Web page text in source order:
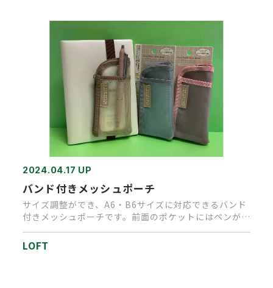
2024.04.17 UP
バンド付きメッシュポーチ
サイズ調整ができ、A6・B6サイズに対応できるバンド
付きメッシュポーチです。前面のポケットにはペンが
1、2本入り、メッシ…
LOFT